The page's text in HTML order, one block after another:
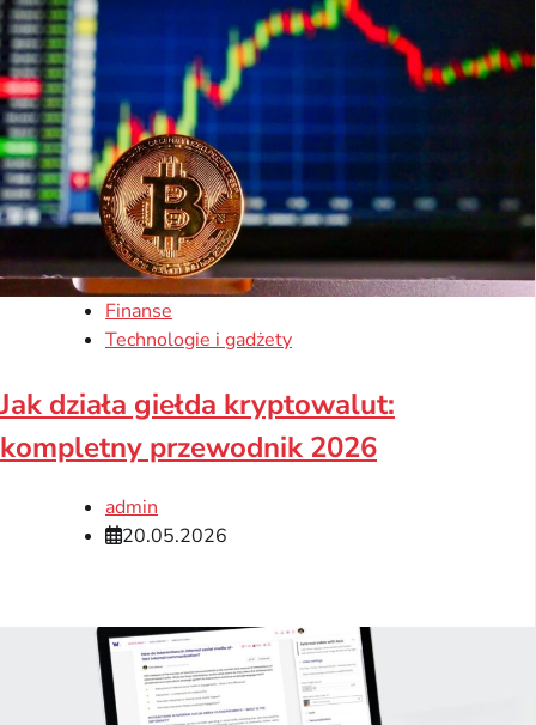
Finanse
Technologie i gadżety
Jak działa giełda kryptowalut:
kompletny przewodnik 2026
admin
20.05.2026